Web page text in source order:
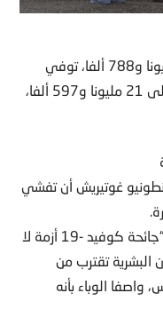
تجاوز عدد مصابي كورونا بالعالم 29 مليونا و788 ألفا، توفي
منهم قرابة 940 ألفا، وتعافى ما يزيد على 21 مليونا و597 ألفا،
غوتيريش أن تفشي
وأضاف غوتيريش في مؤتمر صحفي أن “جائحة كوفيد -19 أزمة لا
البشرية تقترب من
الوباء بأنه